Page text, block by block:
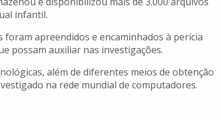
infantil.
apreendidos e encaminhados à perícia
possam auxiliar nas investigações.
além de diferentes meios de obtenção
na rede mundial de computadores.